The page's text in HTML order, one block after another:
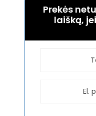
Prekės
laišką,